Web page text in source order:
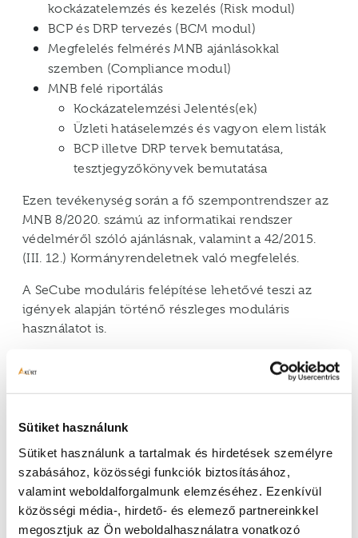
Sütiket használunk
Sütiket használunk a tartalmak és hirdetések személyre
szabásához, közösségi funkciók biztosításához,
valamint weboldalforgalmunk elemzéséhez. Ezenkívül
közösségi média-, hirdető- és elemező partnereinkkel
megosztjuk az Ön weboldalhasználatra vonatkozó
kockázatelemzés és kezelés (Risk modul)
BCP és DRP tervezés (BCM modul)
Megfelelés felmérés MNB ajánlásokkal
szemben (Compliance modul)
MNB felé riportálás
Kockázatelemzési Jelentés(ek)
Üzleti hatáselemzés és vagyon elem listák
BCP illetve DRP tervek bemutatása,
tesztjegyzőkönyvek bemutatása
Ezen tevékenység során a fő szempontrendszer az
MNB 8/2020. számú az informatikai rendszer
védelméről szóló ajánlásnak, valamint a 42/2015.
(III. 12.) Kormányrendeletnek való megfelelés.
A SeCube moduláris felépítése lehetővé teszi az
igények alapján történő részleges moduláris
használatot is.
Üzleti hatáselemzés
kezelt adatköröket, az informatikai rendszereket és
Governance modulban ezen működési modellen
az üzleti felelősöket bevonva Rendelkezésre állás,
Bizalmasság és Sértetlenség szerinti üzleti
hatáselemzést hajthatunk végre. Ezen információk